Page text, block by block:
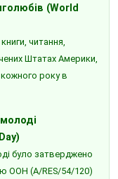
(World
читання,
Штатах Америки,
року в
було затверджено
ООН (A/RES/54/120)